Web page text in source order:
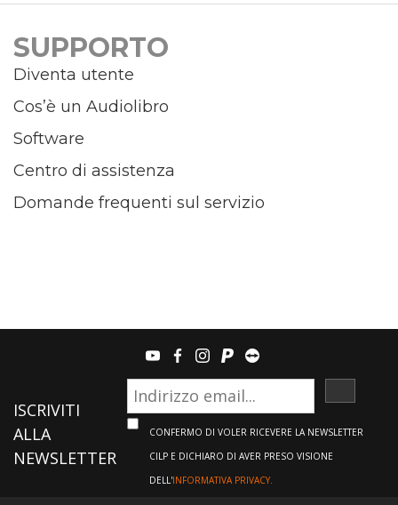
SUPPORTO
Diventa utente
Cos’è un Audiolibro
Software
Centro di assistenza
Domande frequenti sul servizio
youtubefacebook
instagram
paypalteamviewer
ISCRIVITI
ALLA
NEWSLETTER
CONFERMO DI VOLER RICEVERE LA NEWSLETTER
CILP E DICHIARO DI AVER PRESO VISIONE
DELL'INFORMATIVA PRIVACY.